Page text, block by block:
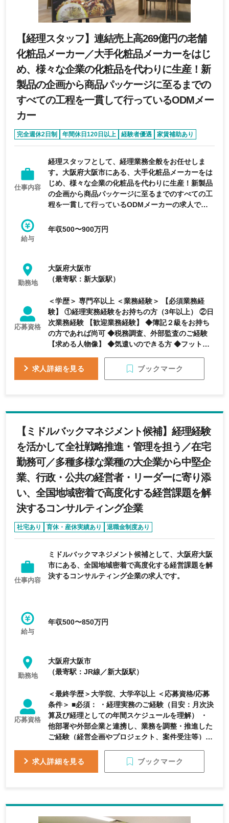
【経理スタッフ】連結売上高269億円の老舗
化粧品メーカー／大手化粧品メーカーをはじ
め、様々な企業の化粧品を代わりに生産！新
製品の企画から商品パッケージに至るまでの
すべての工程を一貫して行っているODMメー
カー
完全週休2日制 年間休日120日以上 経験者優遇
家賃補助あり
退職金制度あり
仕事内容
経理スタッフとして、経理業務全般をお任せしま
す。大阪府大阪市にある、大手化粧品メーカーをは
じめ、様々な企業の化粧品を代わりに生産！新製品
の企画から商品パッケージに至るまでのすべての工
程を一貫して行っているODMメーカーの求人で
給与
年収500〜900万円
勤務地
大阪府大阪市
（最寄駅：新大阪駅）
応募資格
＜学歴＞ 専門卒以上 ＜業務経験＞ 【必須業務経
験】 ①経理実務経験をお持ちの方（3年以上） ②日
次業務経験 【歓迎業務経験】 ◆簿記２級をお持ち
の方であれば尚可 ◆税務調査、外部監査のご経験
【求める人物像】 ◆気遣いのできる方 ◆フットワー
求人詳細を見る
ブックマーク
【ミドルバックマネジメント候補】経理経験
を活かして全社戦略推進・管理を担う／在宅
勤務可／多種多様な業種の大企業から中堅企
業、行政・公共の経営者・リーダーに寄り添
い、全国地域密着で高度化する経営課題を解
決するコンサルティング企業
社宅あり 育休・産休実績あり
退職金制度あり
リモートワーク可能
完全週休2日制
仕事内容
ミドルバックマネジメント候補として、大阪府大阪
市にある、全国地域密着で高度化する経営課題を解
決するコンサルティング企業の求人です。
給与
年収500〜850万円
勤務地
大阪府大阪市
（最寄駅：JR線／新大阪駅）
応募資格
＜最終学歴＞大学院、大学卒以上 ＜応募資格/応募
条件＞ ■必須： ・経理実務のご経験（目安：月次決
算及び経理としての年間スケジュールを理解） ・
他部署や外部企業と連携し、業務を調整・推進した
ご経験（経営企画やプロジェクト、案件受注等） ■
おける専門知識 ・CRMやプロジェクト管理ツール
求人詳細を見る ブックマーク